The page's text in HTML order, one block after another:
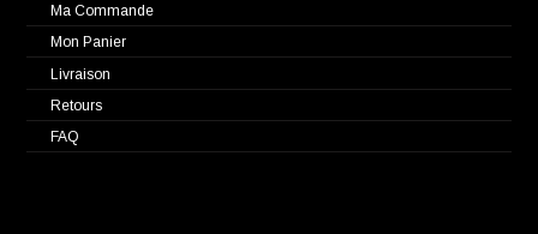
Ma Commande
Mon Panier
Livraison
Retours
FAQ